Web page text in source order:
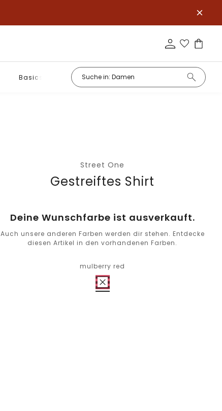
Basics
Street One
Gestreiftes Shirt
Deine Wunschfarbe ist ausverkauft.
Auch unsere anderen Farben werden dir stehen. Entdecke
diesen Artikel in den vorhandenen Farben.
mulberry red